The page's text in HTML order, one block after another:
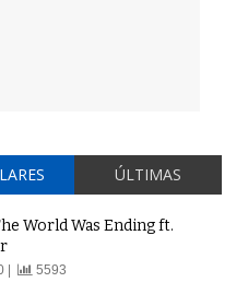
ÚLTIMAS
World Was Ending ft.
| 5593